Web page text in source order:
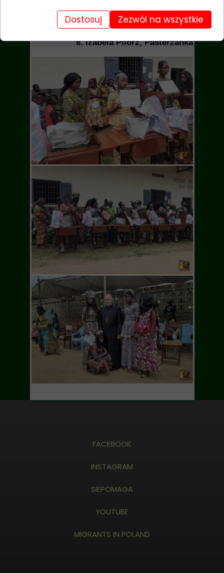
Środkowoafrykańskiej.
s. Izabela Pilorz, Pasterzanka
FACEBOOK
INSTAGRAM
SIEPOMAGA
YOUTUBE
MIGRANTS IN POLAND
Dostosuj Zezwól na wszystkie